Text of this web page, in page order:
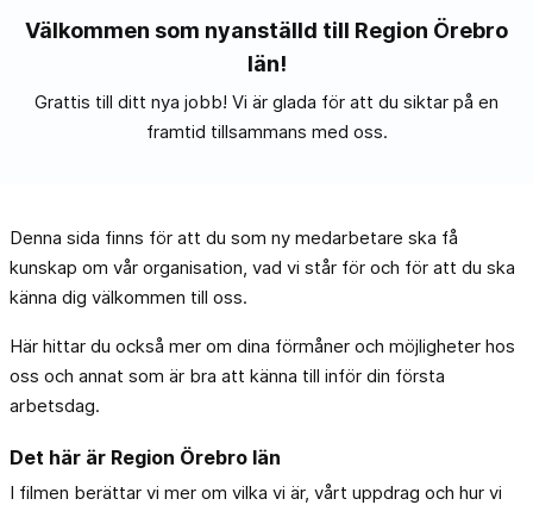
Välkommen som nyanställd till Region Örebro
län!
Grattis till ditt nya jobb! Vi är glada för att du siktar på en
framtid tillsammans med oss.
Denna sida finns för att du som ny medarbetare ska få
kunskap om vår organisation, vad vi står för och för att du ska
känna dig välkommen till oss.
Här hittar du också mer om dina förmåner och möjligheter hos
oss och annat som är bra att känna till inför din första
arbetsdag.
Det här är Region Örebro län
I filmen berättar vi mer om vilka vi är, vårt uppdrag och hur vi